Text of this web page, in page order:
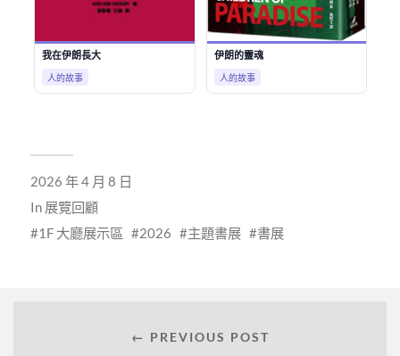
2026 年 4 月 8 日
In 展覽回顧
1F 大廳展示區
2026 主題書展 書展
← PREVIOUS POST